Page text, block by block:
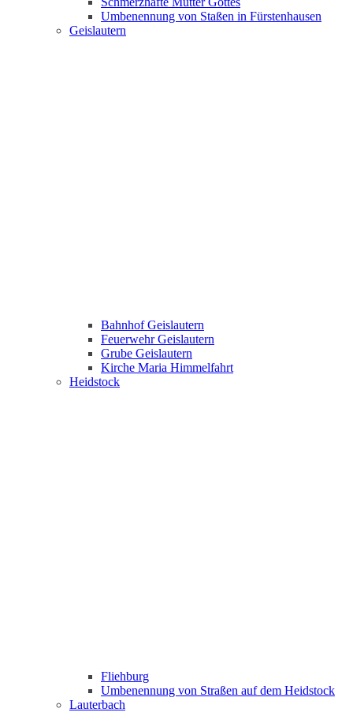
Umbenennung von Staßen in Fürstenhausen
Geislautern
Bahnhof Geislautern
Feuerwehr Geislautern
Grube Geislautern
Kirche Maria Himmelfahrt
Heidstock
Fliehburg
Umbenennung von Straßen auf dem Heidstock
Lauterbach